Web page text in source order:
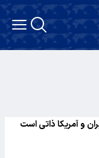
و آمریکا ذاتی است